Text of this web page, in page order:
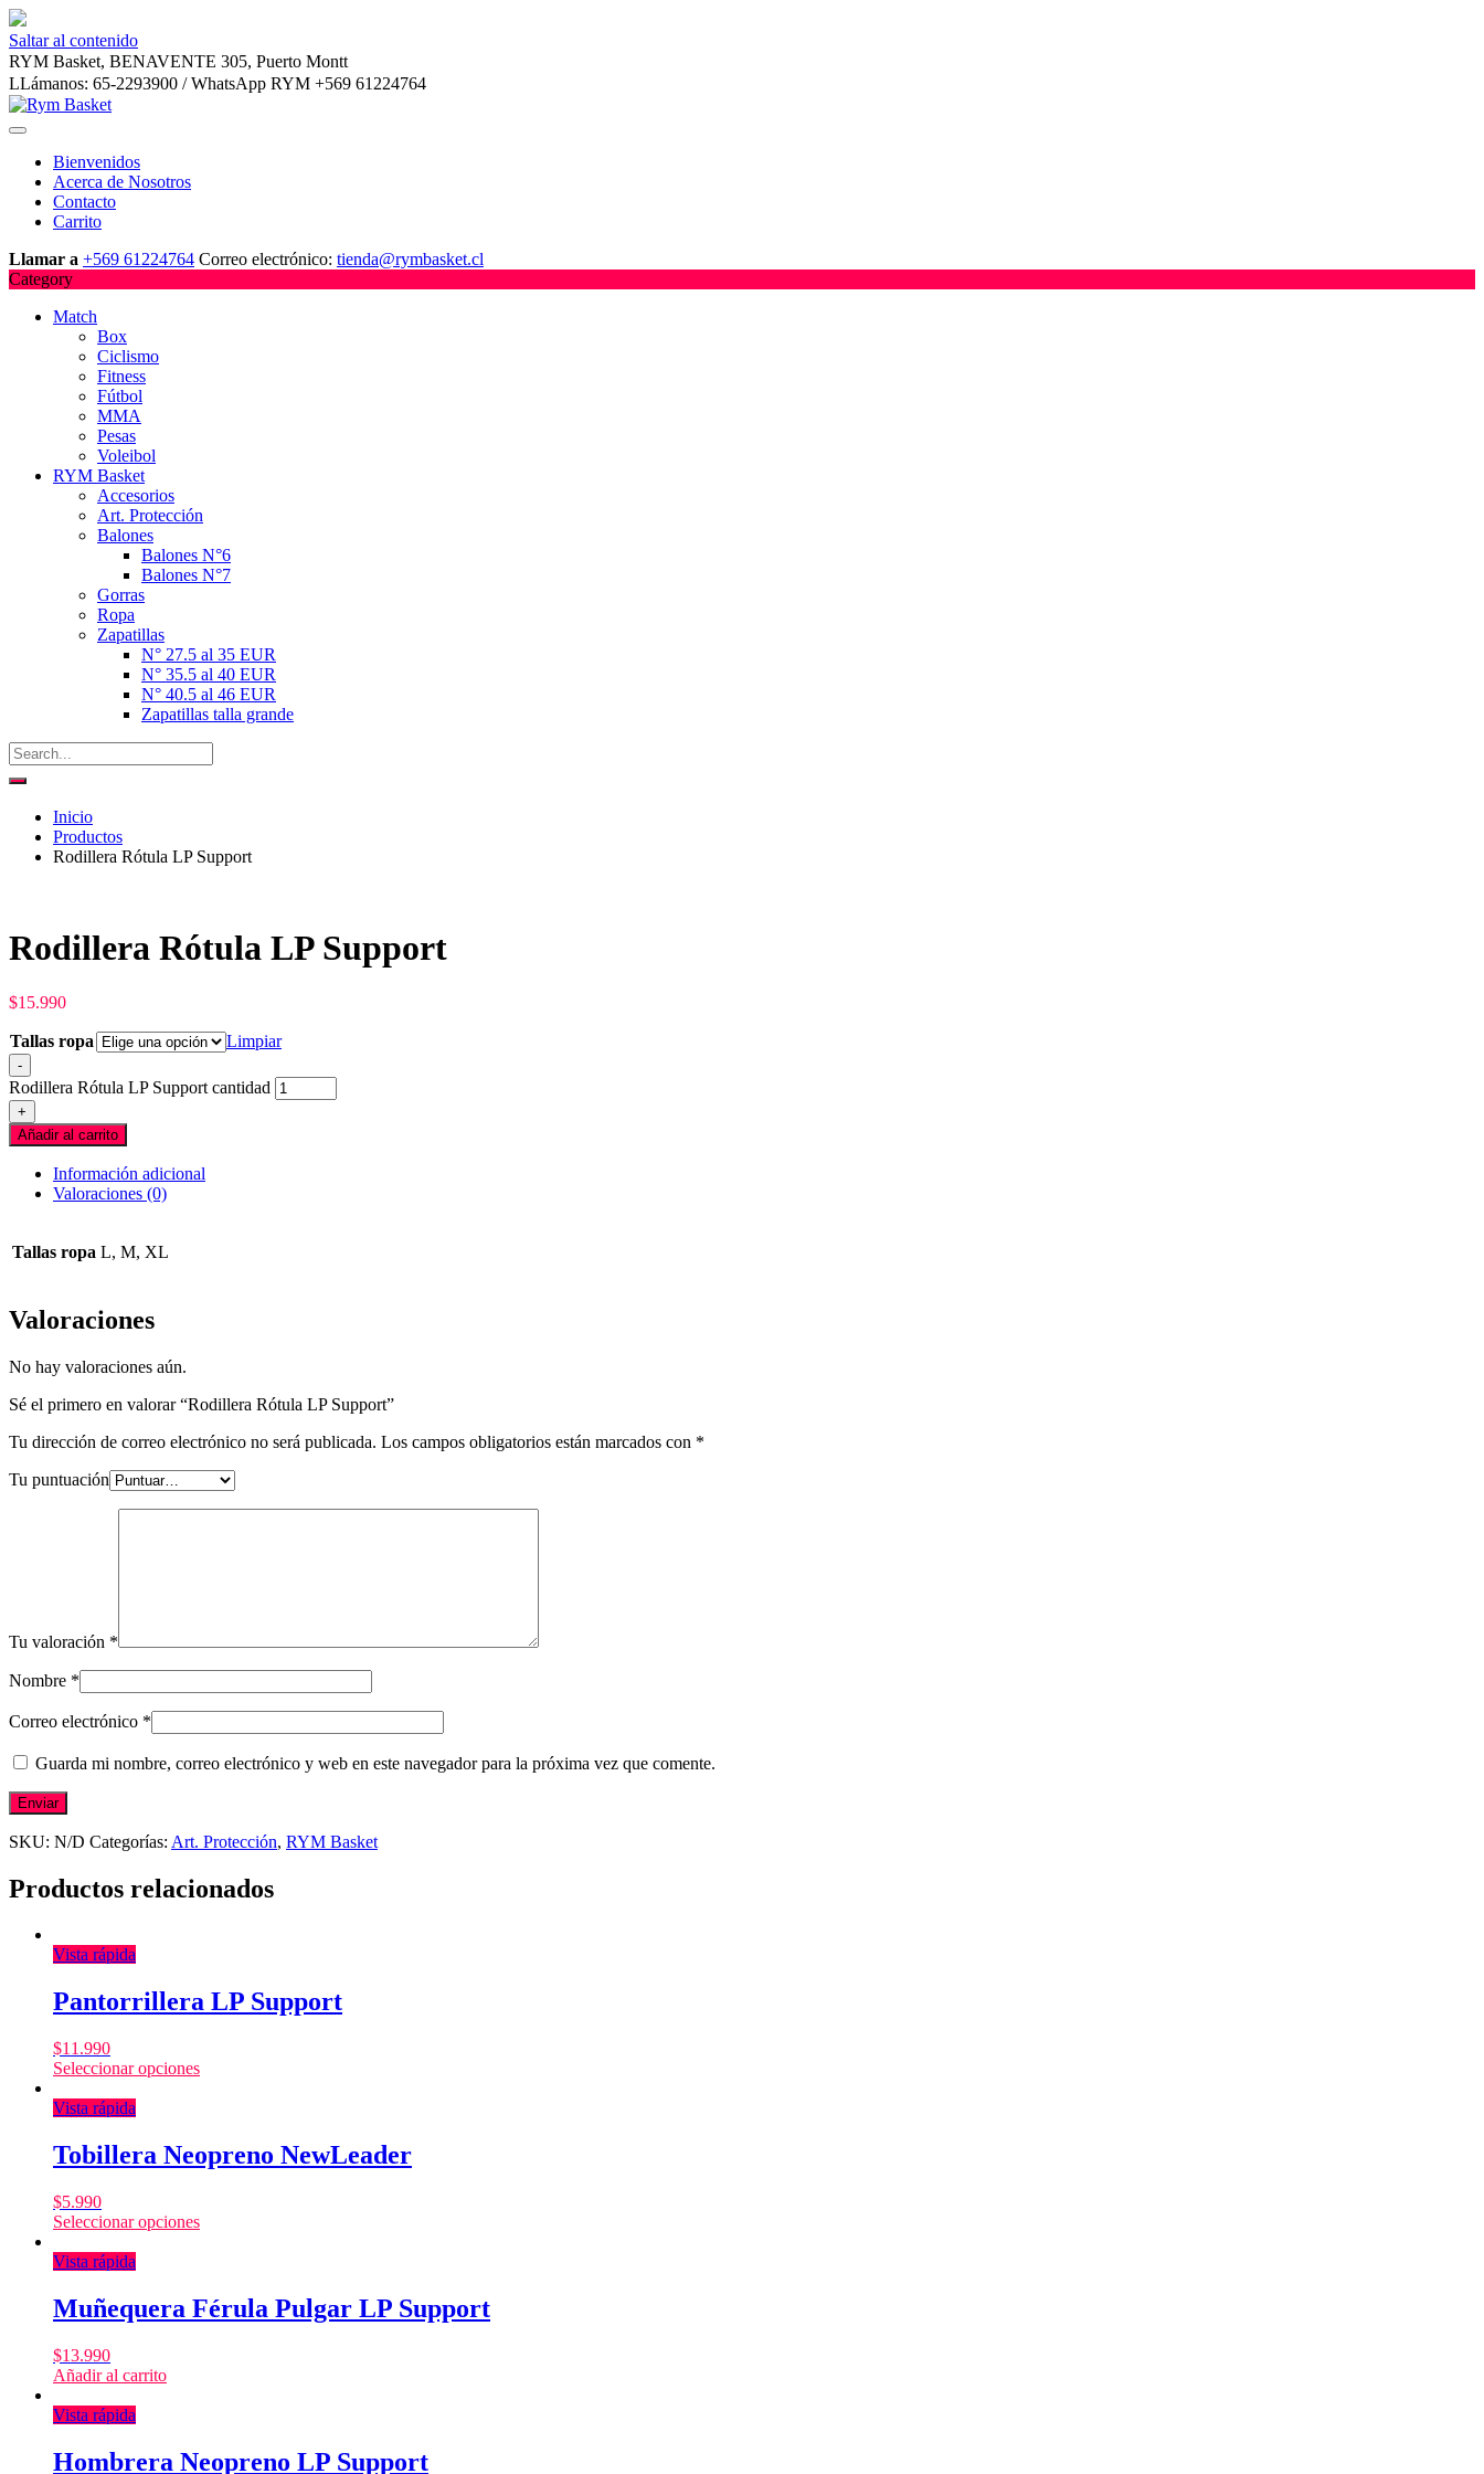
Saltar al contenido
RYM Basket, BENAVENTE 305, Puerto Montt
LLámanos: 65-2293900 / WhatsApp RYM +569 61224764
Bienvenidos
Acerca de Nosotros
Contacto
Carrito
Llamar a +569 61224764 Correo electrónico: tienda@rymbasket.cl
Category
Match
Box
Ciclismo
Fitness
Fútbol
MMA
Pesas
Voleibol
RYM Basket
Accesorios
Art. Protección
Balones
Balones N°6
Balones N°7
Gorras
Ropa
Zapatillas
N° 27.5 al 35 EUR
N° 35.5 al 40 EUR
N° 40.5 al 46 EUR
Zapatillas talla grande
Inicio
Productos
Rodillera Rótula LP Support
Rodillera Rótula LP Support
$15.990
Tallas ropa Limpiar
-
Rodillera Rótula LP Support cantidad
+
Añadir al carrito
Información adicional
Valoraciones (0)
Tallas ropa L, M, XL
Valoraciones
No hay valoraciones aún.
Sé el primero en valorar “Rodillera Rótula LP Support”
Tu dirección de correo electrónico no será publicada. Los campos obligatorios están marcados con *
Tu puntuación
Tu valoración *
Nombre *
Correo electrónico *
Guarda mi nombre, correo electrónico y web en este navegador para la próxima vez que comente.
SKU: N/D Categorías: Art. Protección, RYM Basket
Productos relacionados
Vista rápida
Pantorrillera LP Support
$11.990
Seleccionar opciones
Vista rápida
Tobillera Neopreno NewLeader
$5.990
Seleccionar opciones
Vista rápida
Muñequera Férula Pulgar LP Support
$13.990
Añadir al carrito
Vista rápida
Hombrera Neopreno LP Support